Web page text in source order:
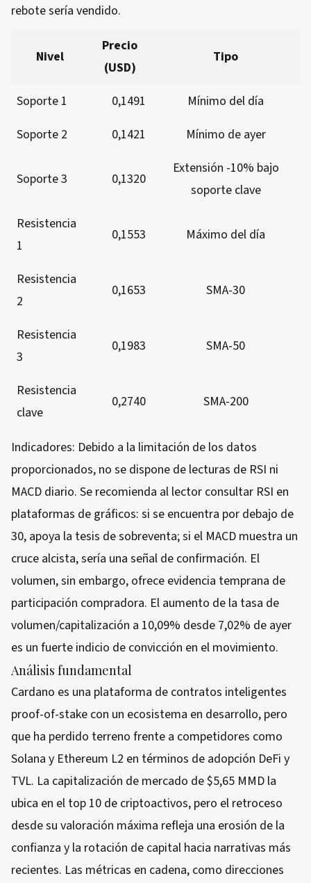
rebote sería vendido.
Nivel
Precio
(USD)
Tipo
Soporte 1 0,1491
Mínimo del día
Soporte 2
0,1421 Mínimo de ayer
Soporte 3 0,1320
Extensión -10% bajo
soporte clave
Resistencia
1
0,1553 Máximo del día
Resistencia
2
0,1653 SMA-30
Resistencia
3
0,1983 SMA-50
Resistencia
clave
0,2740 SMA-200
Indicadores: Debido a la limitación de los datos
proporcionados, no se dispone de lecturas de RSI ni
MACD diario. Se recomienda al lector consultar RSI en
plataformas de gráficos: si se encuentra por debajo de
30, apoya la tesis de sobreventa; si el MACD muestra un
cruce alcista, sería una señal de confirmación. El
volumen, sin embargo, ofrece evidencia temprana de
participación compradora. El aumento de la tasa de
volumen/capitalización a 10,09% desde 7,02% de ayer
es un fuerte indicio de convicción en el movimiento.
Análisis fundamental
Cardano es una plataforma de contratos inteligentes
proof-of-stake con un ecosistema en desarrollo, pero
que ha perdido terreno frente a competidores como
Solana y Ethereum L2 en términos de adopción DeFi y
TVL. La capitalización de mercado de $5,65 MMD la
ubica en el top 10 de criptoactivos, pero el retroceso
desde su valoración máxima refleja una erosión de la
confianza y la rotación de capital hacia narrativas más
recientes. Las métricas en cadena, como direcciones